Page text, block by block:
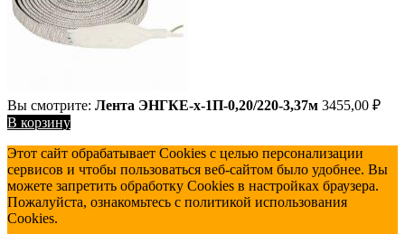
Вы смотрите: Лента ЭНГКЕ-х-1П-0,20/220-3,37м 3455,00 ₽
В корзину
Этот сайт обрабатывает Cookies с целью персонализации
сервисов и чтобы пользоваться веб-сайтом было удобнее. Вы
можете запретить обработку Cookies в настройках браузера.
Пожалуйста, ознакомьтесь с политикой использования
Cookies.